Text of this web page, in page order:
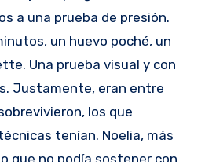
a una prueba de presión.
un huevo poché, un
Una prueba visual y con
Justamente, eran entre
los que
tenían. Noelia, más